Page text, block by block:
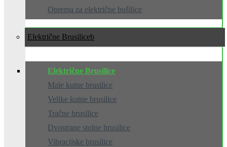
Oprema za električne bušilice
Električne Brusilice
Električne Brusilice
Male kutne brusilice
Velike kutne brusilice
Tračne brusilice
Dvostrane stolne brusilice
Vibracijske brusilice